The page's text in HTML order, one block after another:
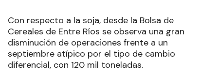
Con respecto a la soja, desde la Bolsa de
Cereales de Entre Ríos se observa una gran
disminución de operaciones frente a un
septiembre atípico por el tipo de cambio
diferencial, con 120 mil toneladas.